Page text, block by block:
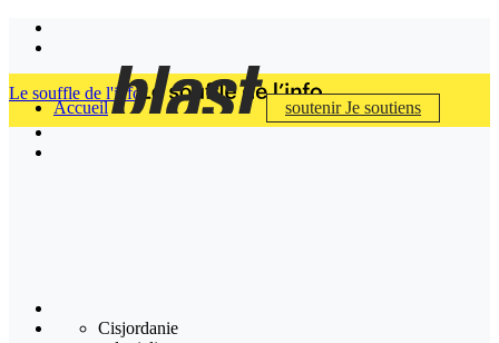
Accueil soutenirJe soutiens
Le souffle de l'info
Cisjordanie